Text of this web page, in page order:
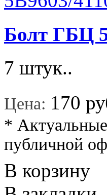
Болт ГБЦ
7 штук..
Цена: 170
*
публичной
В корзину